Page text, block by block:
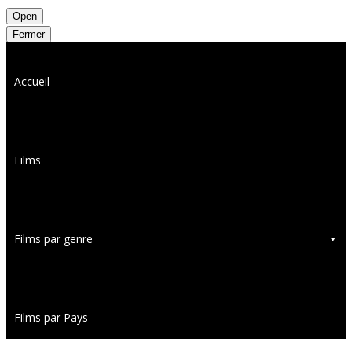
Open
Fermer
Accueil
Films
Films par genre
Films par Pays